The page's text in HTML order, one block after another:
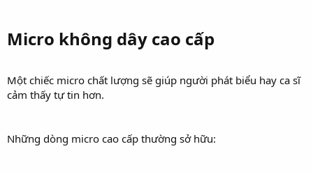
Micro không dây cao cấp​
Một chiếc micro chất lượng sẽ giúp người phát biểu hay ca sĩ
cảm thấy tự tin hơn.
Những dòng micro cao cấp thường sở hữu: